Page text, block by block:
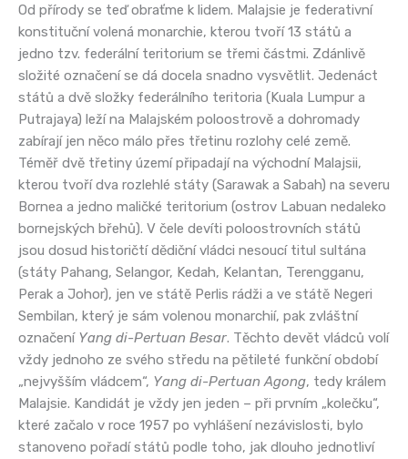
Od přírody se teď obraťme k lidem. Malajsie je federativní
konstituční volená monarchie, kterou tvoří 13 států a
jedno tzv. federální teritorium se třemi částmi. Zdánlivě
složité označení se dá docela snadno vysvětlit. Jedenáct
států a dvě složky federálního teritoria (Kuala Lumpur a
Putrajaya) leží na Malajském poloostrově a dohromady
zabírají jen něco málo přes třetinu rozlohy celé země.
Téměř dvě třetiny území připadají na východní Malajsii,
kterou tvoří dva rozlehlé státy (Sarawak a Sabah) na severu
Bornea a jedno maličké teritorium (ostrov Labuan nedaleko
bornejských břehů). V čele devíti poloostrovních států
jsou dosud historičtí dědiční vládci nesoucí titul sultána
(státy Pahang, Selangor, Kedah, Kelantan, Terengganu,
Perak a Johor), jen ve státě Perlis rádži a ve státě Negeri
Sembilan, který je sám volenou monarchií, pak zvláštní
označení Yang di-Pertuan Besar. Těchto devět vládců volí
vždy jednoho ze svého středu na pětileté funkční období
„nejvyšším vládcem“, Yang di-Pertuan Agong, tedy králem
Malajsie. Kandidát je vždy jen jeden – při prvním „kolečku“,
které začalo v roce 1957 po vyhlášení nezávislosti, bylo
stanoveno pořadí států podle toho, jak dlouho jednotliví